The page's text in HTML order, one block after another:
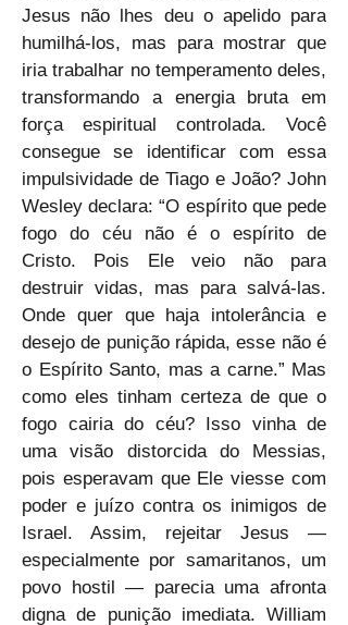
Jesus não lhes deu o apelido para
humilhá-los, mas para mostrar que
iria trabalhar no temperamento deles,
transformando a energia bruta em
força espiritual controlada. Você
consegue se identificar com essa
impulsividade de Tiago e João? John
Wesley declara: “O espírito que pede
fogo do céu não é o espírito de
Cristo. Pois Ele veio não para
destruir vidas, mas para salvá-las.
Onde quer que haja intolerância e
desejo de punição rápida, esse não é
o Espírito Santo, mas a carne.” Mas
como eles tinham certeza de que o
fogo cairia do céu? Isso vinha de
uma visão distorcida do Messias,
pois esperavam que Ele viesse com
poder e juízo contra os inimigos de
Israel. Assim, rejeitar Jesus —
especialmente por samaritanos, um
povo hostil — parecia uma afronta
digna de punição imediata. William